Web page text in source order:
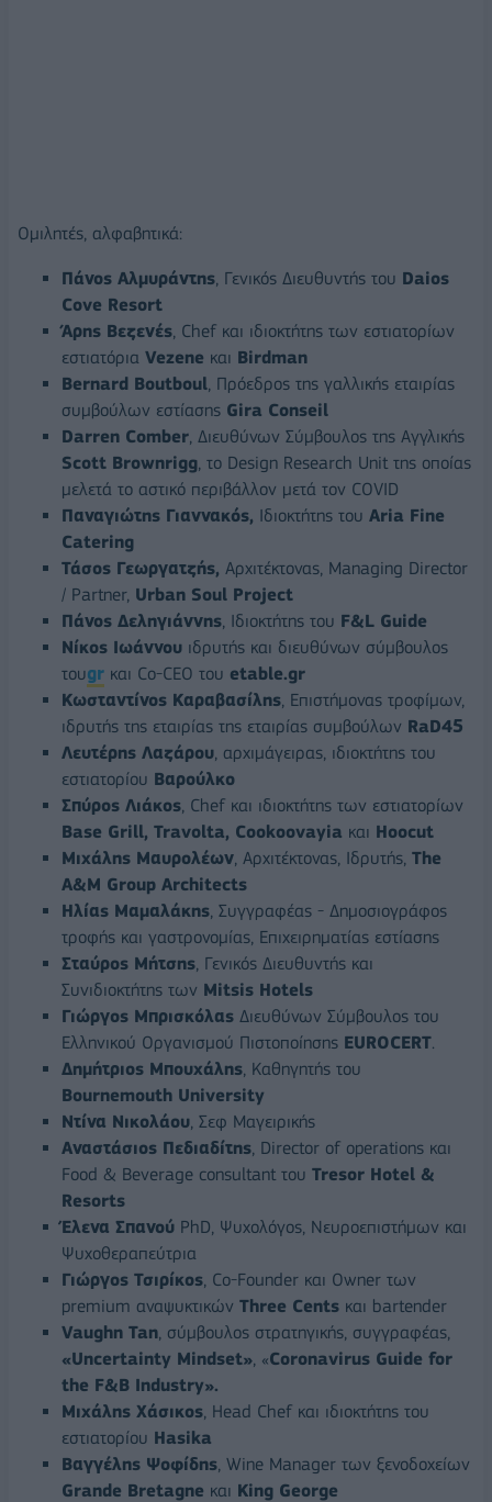
Ομιλητές, αλφαβητικά:
Πάνος Αλμυράντης , Γενικός Διευθυντής του Daios
Cove Resort
Άρης Βεζενές , Chef και ιδιοκτήτης των εστιατορίων
εστιατόρια Vezene και Birdman
Bernard Boutboul , Πρόεδρος της γαλλικής εταιρίας
συμβούλων εστίασης Gira Conseil
Darren Comber , Διευθύνων Σύμβουλος της Αγγλικής
Scott Brownrigg , το Design Research Unit της οποίας
μελετά το αστικό περιβάλλον μετά τον COVID
Παναγιώτης Γιαννακός, Ιδιοκτήτης του Aria Fine
Catering
Τάσος Γεωργατζής, Αρχιτέκτονας, Managing Director
/ Partner, Urban Soul Project
Πάνος Δεληγιάννης , Ιδιοκτήτης του F&L Guide
Νίκος Ιωάννου ιδρυτής και διευθύνων σύμβουλος
τουgr και Co-CEO του etable.gr
Κωσταντίνος Καραβασίλης , Επιστήμονας τροφίμων,
ιδρυτής της εταιρίας της εταιρίας συμβούλων RaD45
Λευτέρης Λαζάρου , αρχιμάγειρας, ιδιοκτήτης του
εστιατορίου Βαρούλκο
Σπύρος Λιάκος , Chef και ιδιοκτήτης των εστιατορίων
Base Grill, Travolta, Cookoovayia και Hoocut
Μιχάλης Μαυρολέων , Αρχιτέκτονας, Ιδρυτής, The
Α&Μ Group Architects
Ηλίας Μαμαλάκης , Συγγραφέας - Δημοσιογράφος
τροφής και γαστρονομίας, Επιχειρηματίας εστίασης
Σταύρος Μήτσης , Γενικός Διευθυντής και
Συνιδιοκτήτης των Mitsis Hotels
Γιώργος Μπρισκόλας Διευθύνων Σύμβουλος του
Ελληνικού Οργανισμού Πιστοποίησης EUROCERT.
Δημήτριος Μπουχάλης , Kαθηγητής του
Bournemouth University
Ντίνα Νικολάου , Σεφ Μαγειρικής
Αναστάσιος Πεδιαδίτης , Director of operations και
Food & Beverage consultant του Tresor Hotel &
Resorts
Έλενα Σπανού PhD, Ψυχολόγος, Νευροεπιστήμων και
Ψυχοθεραπεύτρια
Γιώργος Τσιρίκος , Co-Founder και Owner των
premium αναψυκτικών Three Cents και bartender
Vaughn Tan , σύμβουλος στρατηγικής, συγγραφέας,
«Uncertainty Mindset» , «Coronavirus Guide for
the F&B Industry».
Μιχάλης Χάσικος , Head Chef και ιδιοκτήτης του
εστιατορίου Hasika
Βαγγέλης Ψοφίδης , Wine Manager των ξενοδοχείων
Grande Bretagne και King George